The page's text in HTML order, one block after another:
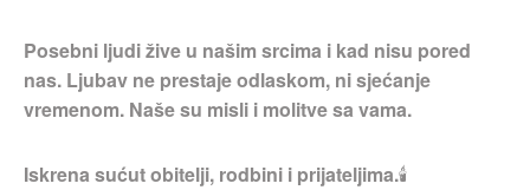
Posebni ljudi žive u našim srcima i kad nisu pored
nas. Ljubav ne prestaje odlaskom, ni sjećanje
vremenom. Naše su misli i molitve sa vama.
Iskrena sućut obitelji, rodbini i prijateljima.🕯